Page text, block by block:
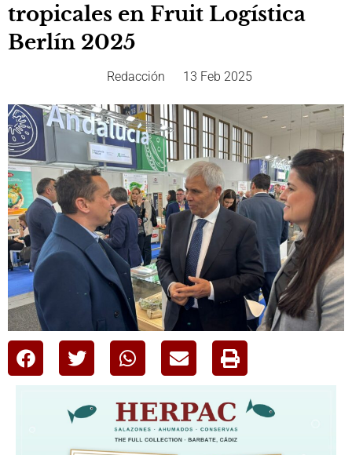
tropicales en Fruit Logística
Berlín 2025
Redacción 13 Feb 2025